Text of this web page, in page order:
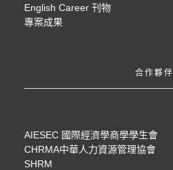
English Career 刊物
專案成果
合作夥伴
AIESEC 國際經濟學商學學生會
CHRMA中華人力資源管理協會
SHRM